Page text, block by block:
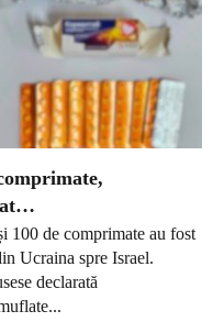
100 de comprimate au fost
Ucraina spre Israel.
declarată